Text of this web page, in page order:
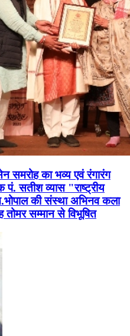
समरोह का भव्य एवं रंगारंग
सतीश व्यास "राष्ट्रीय
की संस्था अभिनव कला
तोमर सम्मान से विभूषित